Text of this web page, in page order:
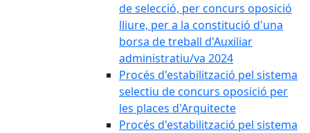
de selecció, per concurs oposició
lliure, per a la constitució d'una
borsa de treball d'Auxiliar
administratiu/va 2024
Procés d'estabilització pel sistema
selectiu de concurs oposició per
les places d'Arquitecte
Procés d'estabilització pel sistema